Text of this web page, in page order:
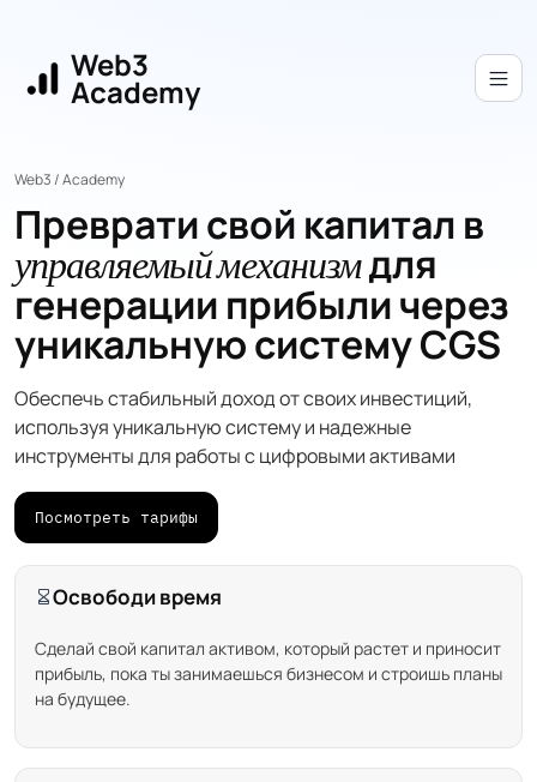
Web3
Academy
Web3 / Academy
Преврати свой капитал в
управляемый механизмдля
генерации прибыли через
уникальную систему CGS
Обеспечь стабильный доход от своих инвестиций,
используя уникальную систему и надежные
инструменты для работы с цифровыми активами
Посмотреть тарифы
Освободи время
Сделай свой капитал активом, который растет и приносит
прибыль, пока ты занимаешься бизнесом и строишь планы
на будущее.